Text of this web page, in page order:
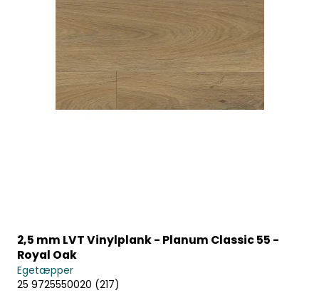
2,5 mm LVT Vinylplank - Planum Classic 55 -
Royal Oak
Egetæpper
25 9725550020 (217)